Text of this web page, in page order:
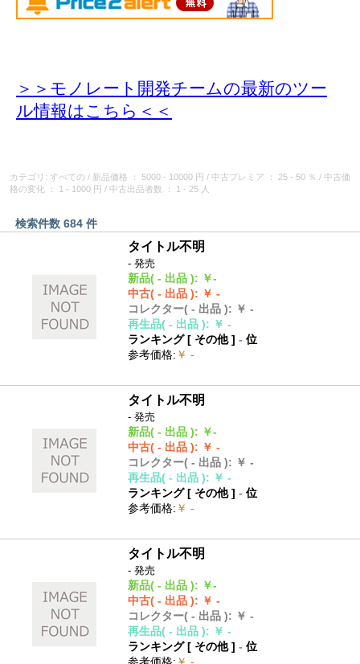
＞＞モノレート開発チームの最新のツー
ル情報はこちら＜＜
カテゴリ: すべての / 新品価格 ： 5000 - 10000 円 / 中古プレミア ： 25 - 50 ％ / 中古価
格の変化
： 1 - 1000 円 / 中古出品者数 ： 1 - 25 人
検索件数 684 件
タイトル不明
- 発売
新品( - 出品 ): ￥-
中古( - 出品 ): ￥ -
コレクター( - 出品 ): ￥ -
再生品( - 出品 ): ￥ -
ランキング [ その他]- 位
参考価格: ￥ -
タイトル不明
- 発売
新品( - 出品 ): ￥-
中古( - 出品 ): ￥ -
コレクター( - 出品 ): ￥ -
再生品( - 出品 ): ￥ -
ランキング [ その他]- 位
参考価格: ￥ -
タイトル不明
- 発売
新品( - 出品 ): ￥-
中古( - 出品 ): ￥ -
コレクター( - 出品 ): ￥ -
再生品( - 出品 ): ￥ -
ランキング [ その他]- 位